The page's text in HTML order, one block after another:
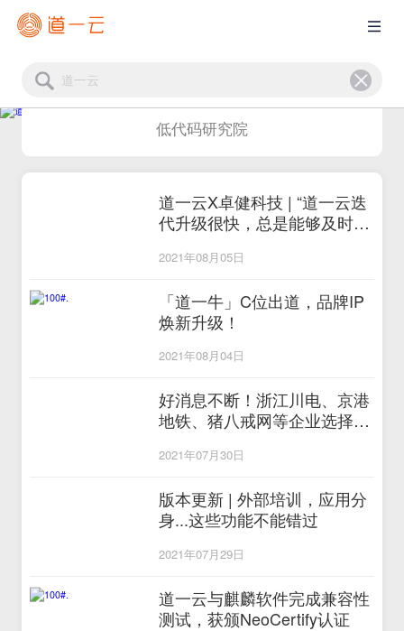
低代码研究院
道一云X卓健科技 | “道一云迭
代升级很快，总是能够及时响
2021年08月05日
「道一牛」C位出道，品牌IP
焕新升级！
2021年08月04日
好消息不断！浙江川电、京港
地铁、猪八戒网等企业选择道
2021年07月30日
版本更新 | 外部培训，应用分
身...这些功能不能错过
2021年07月29日
道一云与麒麟软件完成兼容性
测试，获颁NeoCertify认证